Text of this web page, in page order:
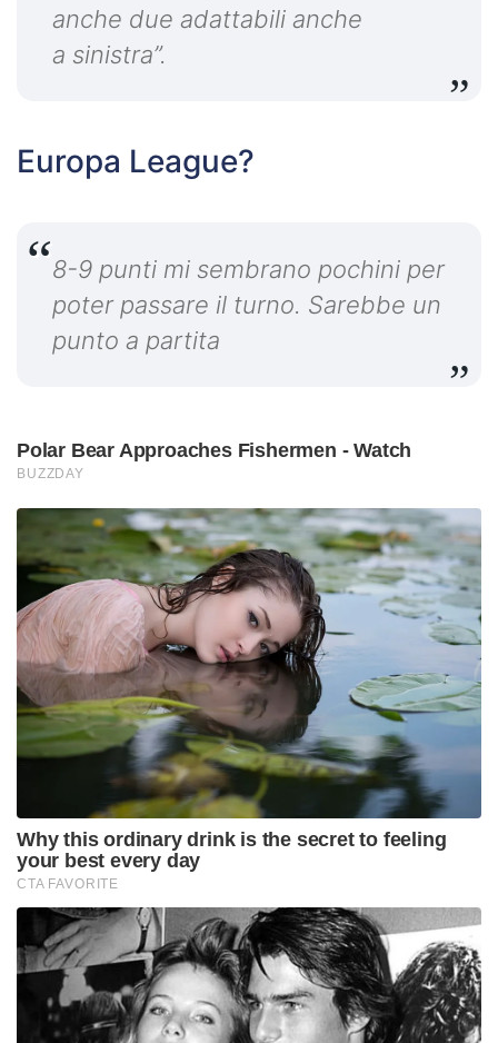
anche due adattabili anche
a sinistra”.
Europa League?
8-9 punti mi sembrano pochini per
poter passare il turno. Sarebbe un
punto a partita